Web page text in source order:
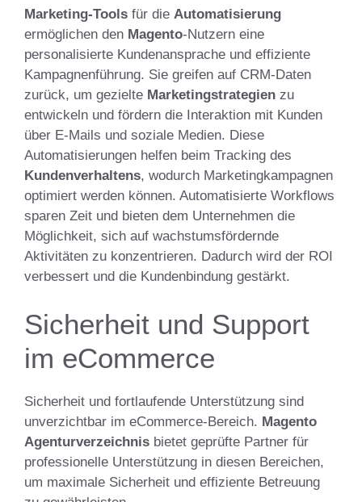
Marketing-Tools für die Automatisierung
ermöglichen den Magento-Nutzern eine
personalisierte Kundenansprache und effiziente
Kampagnenführung. Sie greifen auf CRM-Daten
zurück, um gezielte Marketingstrategien zu
entwickeln und fördern die Interaktion mit Kunden
über E-Mails und soziale Medien. Diese
Automatisierungen helfen beim Tracking des
Kundenverhaltens, wodurch Marketingkampagnen
optimiert werden können. Automatisierte Workflows
sparen Zeit und bieten dem Unternehmen die
Möglichkeit, sich auf wachstumsfördernde
Aktivitäten zu konzentrieren. Dadurch wird der ROI
verbessert und die Kundenbindung gestärkt.
Sicherheit und Support
im eCommerce
Sicherheit und fortlaufende Unterstützung sind
unverzichtbar im eCommerce-Bereich. Magento
Agenturverzeichnis bietet geprüfte Partner für
professionelle Unterstützung in diesen Bereichen,
um maximale Sicherheit und effiziente Betreuung